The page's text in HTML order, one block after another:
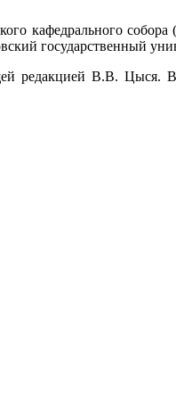
кафедрального собора
государственный
редакцией В.В. Цыся.